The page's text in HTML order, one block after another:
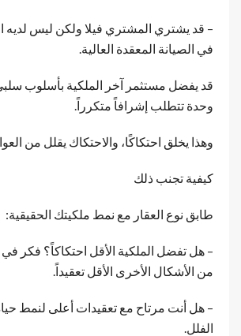
– قد يشتري المشتري فيلا ولكن ليس لديه
في الصيانة المعقدة العالية.
قد يفضل مستثمر آخر الملكية بأسلوب سلبي
وحدة تتطلب إشرافاً متكرراً.
وهذا يخلق احتكاكًا، والاحتكاك يقلل من
كيفية تجنب ذلك
طابق نوع العقار مع نمط ملكيتك الحقيقية:
– هل تفضل الملكية الأقل احتكاكاً؟ فكر
من الأشكال الأخرى الأقل تعقيداً.
– هل أنت مرتاح مع تعقيدات أعلى لنمط
الفلل.